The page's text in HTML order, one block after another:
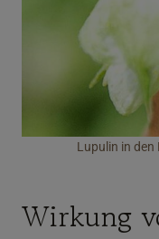
Lupulin in
Wirkung